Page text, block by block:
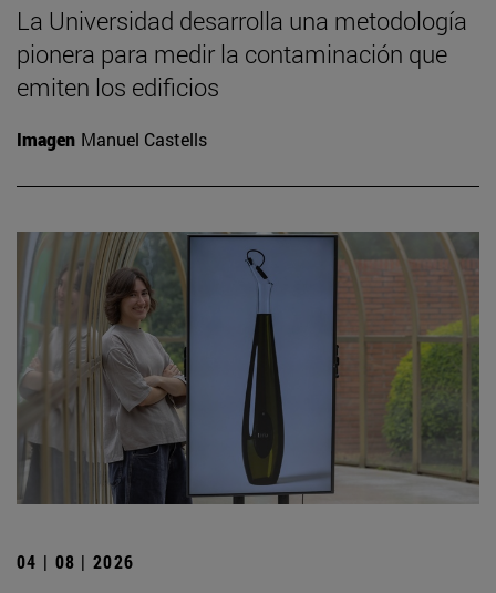
La Universidad desarrolla una metodología
pionera para medir la contaminación que
emiten los edificios
Imagen Manuel Castells
04 | 08 | 2026